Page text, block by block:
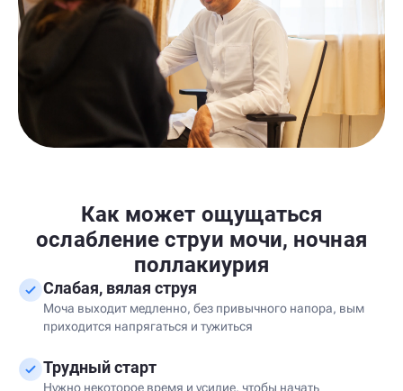
Как может ощущаться
ослабление струи мочи, ночная
поллакиурия
Слабая, вялая струя
Моча выходит медленно, без привычного напора, вым
приходится напрягаться и тужиться
Трудный старт
Нужно некоторое время и усилие, чтобы начать